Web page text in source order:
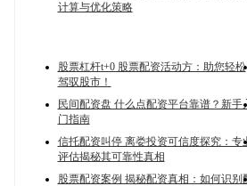
计算与优化策略
股票杠杆t+0 股票配资活动方：助您轻松
驾驭股市！
民间配资盘 什么点配资平台靠谱？新手
门指南
信托配资叫停 离娄投资可信度探究：专
评估揭秘其可靠性真相
股票配资案例 揭秘配资真相：如何识别